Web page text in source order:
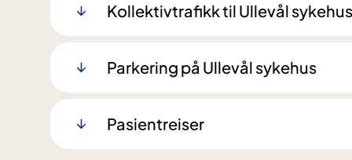
Kollektivtrafikk til Ullevål sykehus
Parkering på Ullevål sykehus
Pasientreiser